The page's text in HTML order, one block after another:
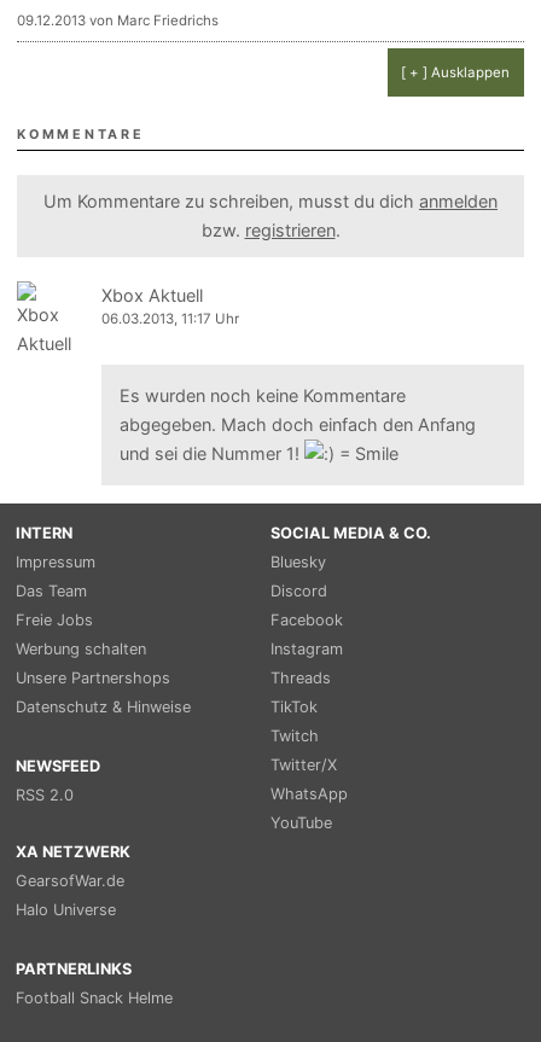
09.12.2013 von Marc Friedrichs
[ + ] Ausklappen
KOMMENTARE
Um Kommentare zu schreiben, musst du dich anmelden
bzw. registrieren.
Xbox Aktuell
06.03.2013, 11:17 Uhr
Es wurden noch keine Kommentare
abgegeben. Mach doch einfach den Anfang
und sei die Nummer 1!
INTERN
Impressum
Das Team
Freie Jobs
Werbung schalten
Unsere Partnershops
Datenschutz & Hinweise
NEWSFEED
RSS 2.0
SOCIAL MEDIA & CO.
Bluesky
Discord
Facebook
Instagram
Threads
TikTok
Twitch
Twitter/X
WhatsApp
YouTube
XA NETZWERK
GearsofWar.de
Halo Universe
PARTNERLINKS
Football Snack Helme